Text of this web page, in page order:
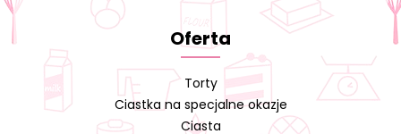
Oferta
Torty
Ciastka na specjalne okazje
Ciasta